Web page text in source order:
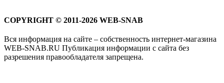
COPYRIGHT © 2011-2026 WEB-SNAB
Вся информация на сайте – собственность интернет-магазина
WEB-SNAB.RU Публикация информации с сайта без
разрешения правообладателя запрещена.